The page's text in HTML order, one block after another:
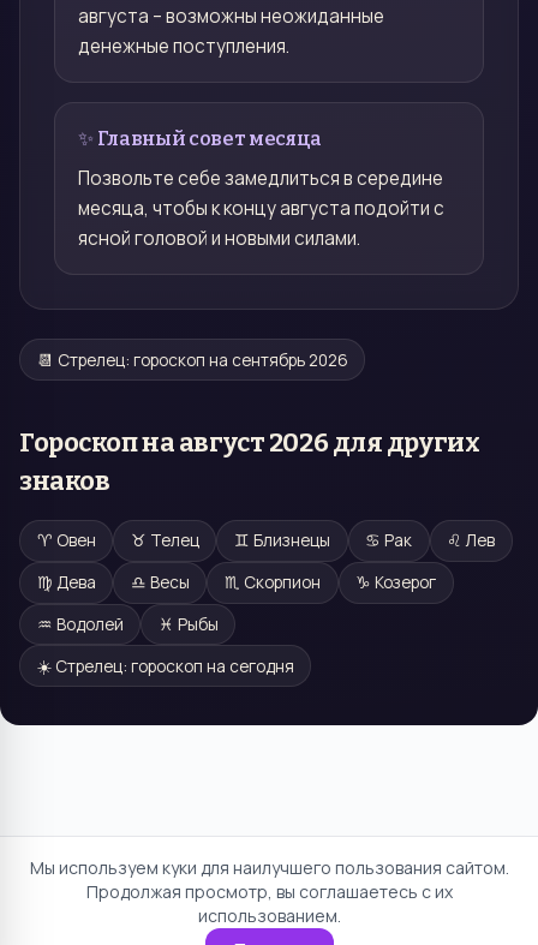
августа – возможны неожиданные
денежные поступления.
✨ Главный совет месяца
Позвольте себе замедлиться в середине
месяца, чтобы к концу августа подойти с
ясной головой и новыми силами.
📆 Стрелец: гороскоп на сентябрь 2026
Гороскоп наавгуст 2026для других
знаков
♈ Овен ♉ Телец ♊ Близнецы ♋ Рак ♌ Лев
♍ Дева ♎ Весы ♏ Скорпион ♑ Козерог
♒ Водолей ♓ Рыбы
☀️ Стрелец: гороскоп на сегодня
Мы используем куки для наилучшего пользования сайтом.
Продолжая просмотр, вы соглашаетесь с их
использованием.